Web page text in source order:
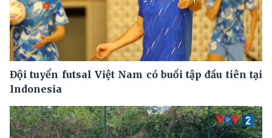
Đội tuyển futsal Việt Nam có buổi tập đầu tiên tại
Indonesia